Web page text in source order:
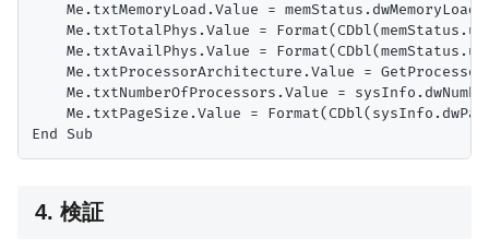
Me.txtMemoryLoad.Value = memStatus.dwMemoryLoad
Me.txtTotalPhys.Value =
Me.txtAvailPhys.Value =
Me.txtProcessorArchitecture.Value =
Me.txtNumberOfProcessors.Value =
Me.txtPageSize.Value =
4. 検証